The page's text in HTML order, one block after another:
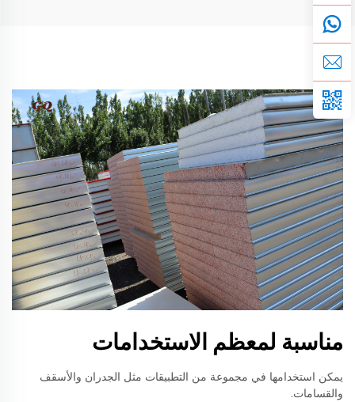
مناسبة لمعظم الاستخدامات
يمكن استخدامها في مجموعة من التطبيقات مثل الجدران والأسقف
والقسامات.